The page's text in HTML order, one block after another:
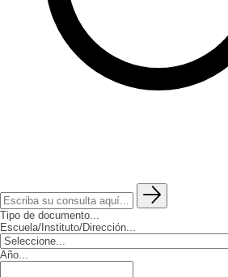
Tipo de documento...
Escuela/Instituto/Dirección...
Año...